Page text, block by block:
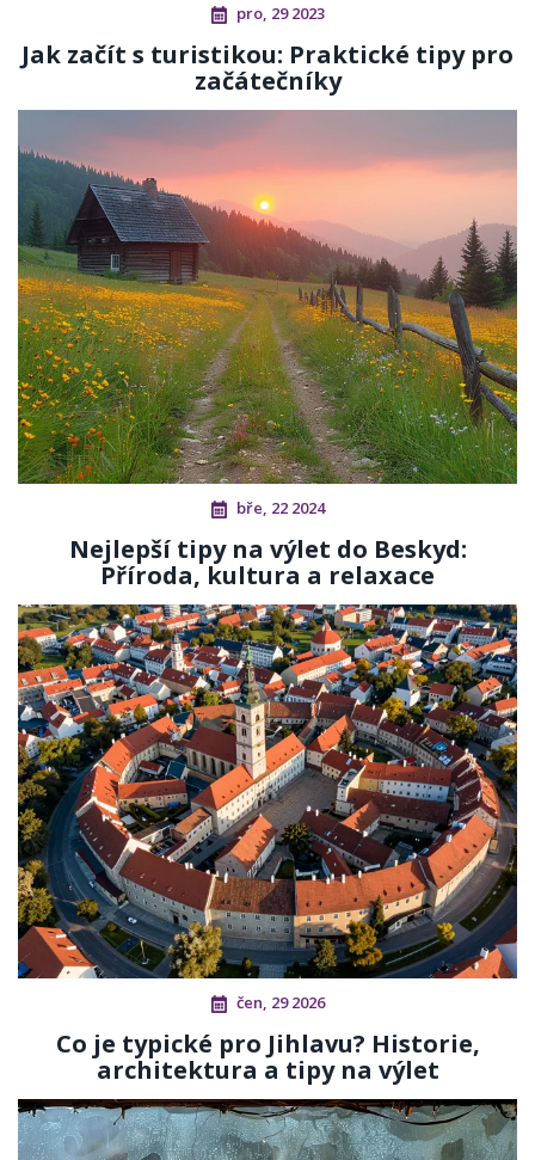
pro, 29 2023
Jak začít s turistikou: Praktické tipy pro
začátečníky
bře, 22 2024
Nejlepší tipy na výlet do Beskyd:
Příroda, kultura a relaxace
čen, 29 2026
Co je typické pro Jihlavu? Historie,
architektura a tipy na výlet